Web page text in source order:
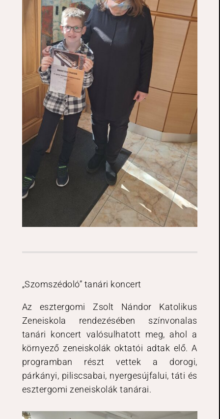
„Szomszédoló” tanári koncert
Az esztergomi Zsolt Nándor Katolikus
Zeneiskola rendezésében színvonalas
tanári koncert valósulhatott meg, ahol a
környező zeneiskolák oktatói adtak elő. A
programban részt vettek a dorogi,
párkányi, piliscsabai, nyergesújfalui, táti és
esztergomi zeneiskolák tanárai.